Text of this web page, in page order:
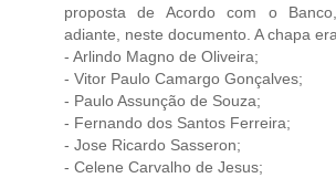
proposta de Acordo com o
adiante, neste documento. A chapa
- Arlindo Magno de Oliveira;
- Vitor Paulo Camargo Gonçalves;
- Paulo Assunção de Souza;
- Fernando dos Santos Ferreira;
- Jose Ricardo Sasseron;
- Celene Carvalho de Jesus;